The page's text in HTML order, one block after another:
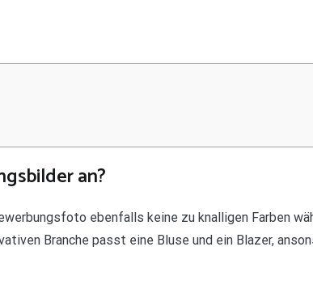
an?
ebenfalls keine zu knalligen Farben
Branche passt eine Bluse und ein Blazer,